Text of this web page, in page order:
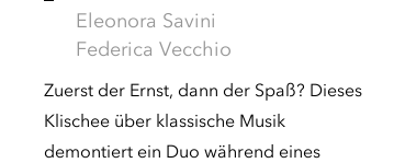
Eleonora Savini
Federica Vecchio
Zuerst der Ernst, dann der Spaß? Dieses
Klischee über klassische Musik
demontiert ein Duo während eines